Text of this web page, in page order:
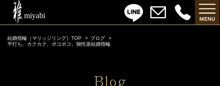
結婚指輪（マリッジリング）TOP
ブログ
平打ち、カクカク、ポコポコ。個性派結婚指輪